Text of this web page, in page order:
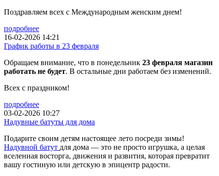
Поздравляем всех с Международным женским днем!
подробнее
16-02-2026 14:21
График работы в 23 февраля
Обращаем внимание, что в понедельник 23 февраля магазин
работать не будет. В остальные дни работаем без изменений.
Всех с праздником!
подробнее
03-02-2026 10:27
Надувные батуты для дома
Подарите своим детям настоящее лето посреди зимы!
Надувной батут для дома — это не просто игрушка, а целая
вселенная восторга, движения и развития, которая превратит
вашу гостиную или детскую в эпицентр радости.